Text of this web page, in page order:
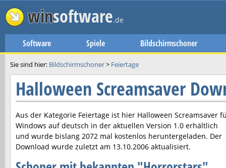
winsoftware.de
Software Spiele Bildschirmschoner
Sie sind hier: Bildschirmschoner> Feiertage
Halloween Screamsaver
Aus der Kategorie Feiertage ist hier Halloween Screamsaver
Windows auf deutsch in der aktuellen Version 1.0 erhältlich
und wurde bislang 2072 mal kostenlos heruntergeladen. Der
Download wurde zuletzt am 13.10.2006 aktualisiert.